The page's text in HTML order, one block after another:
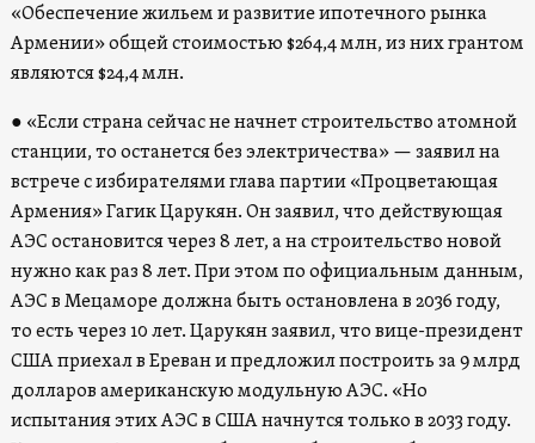
«Обеспечение жильем и развитие ипотечного рынка
Армении» общей стоимостью $264,4 млн, из них грантом
являются $24,4 млн.
● «Если страна сейчас не начнет строительство атомной
станции, то останется без электричества» — заявил на
встрече с избирателями глава партии «Процветающая
Армения» Гагик Царукян. Он заявил, что действующая
АЭС остановится через 8 лет, а на строительство новой
нужно как раз 8 лет. При этом по официальным данным,
АЭС в Мецаморе должна быть остановлена в 2036 году,
то есть через 10 лет. Царукян заявил, что вице-президент
США приехал в Ереван и предложил построить за 9 млрд
долларов американскую модульную АЭС. «Но
испытания этих АЭС в США начнутся только в 2033 году.